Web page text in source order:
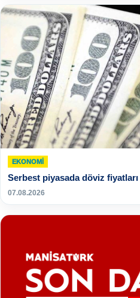
EKONOMI
Serbest piyasada döviz fiyatları
07.08.2026